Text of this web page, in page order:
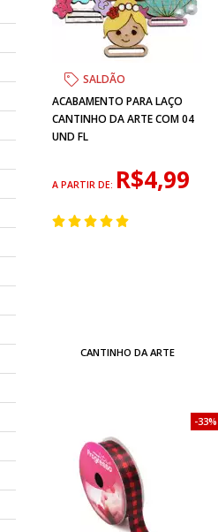
SALDÃO
ACABAMENTO PARA LAÇO
CANTINHO DA ARTE COM 04
UND FL
A PARTIR DE: R$4,99
CANTINHO DA ARTE
33%